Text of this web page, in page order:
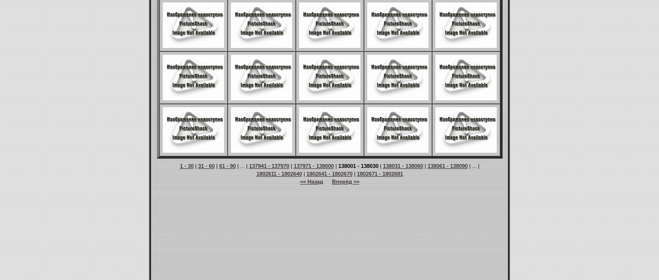
1 - 30| 31 - 60| 61 - 90| ... | 137941 - 137970| 137971 - 138000| 138001 - 138030| 138031 - 138060| 138061 - 138090| ... |
1802611 - 1802640| 1802641 - 1802670| 1802671 - 1802681
<< Назад
Вперёд >>